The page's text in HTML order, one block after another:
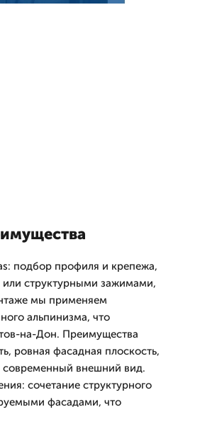
подбор профиля и крепежа,
структурными зажимами,
мы применяем
альпинизма, что
на-Дон. Преимущества
ровная фасадная плоскость,
современный внешний вид.
сочетание структурного
фасадами, что